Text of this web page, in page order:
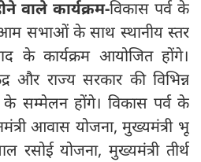
वाले कार्यक्रम-विकास पर्व के
आम सभाओं के साथ स्थानीय स्तर
के कार्यक्रम आयोजित होंगे।
और राज्य सरकार की विभिन्न
के सम्मेलन होंगे। विकास पर्व के
आवास योजना, मुख्यमंत्री भू
रसोई योजना, मुख्यमंत्री तीर्थ